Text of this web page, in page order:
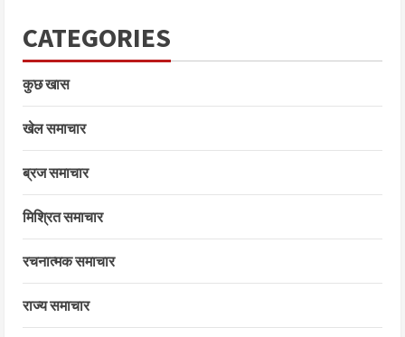
CATEGORIES
कुछ खास
खेल समाचार
ब्रज समाचार
मिश्रित समाचार
रचनात्मक समाचार
राज्य समाचार